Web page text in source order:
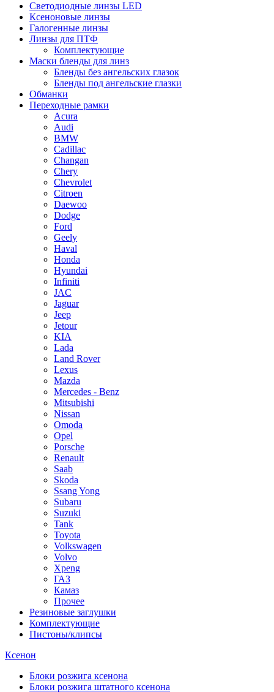
Светодиодные линзы LED
Ксеноновые линзы
Галогенные линзы
Линзы для ПТФ
Комплектующие
Маски бленды для линз
Бленды без ангельских глазок
Бленды под ангельские глазки
Обманки
Переходные рамки
Acura
Audi
BMW
Cadillac
Changan
Chery
Chevrolet
Citroen
Daewoo
Dodge
Ford
Geely
Haval
Honda
Hyundai
Infiniti
JAC
Jaguar
Jeep
Jetour
KIA
Lada
Land Rover
Lexus
Mazda
Mercedes - Benz
Mitsubishi
Nissan
Omoda
Opel
Porsche
Renault
Saab
Skoda
Ssang Yong
Subaru
Suzuki
Tank
Toyota
Volkswagen
Volvo
Xpeng
ГАЗ
Камаз
Прочее
Резиновые заглушки
Комплектующие
Пистоны/клипсы
Ксенон
Блоки розжига ксенона
Блоки розжига штатного ксенона